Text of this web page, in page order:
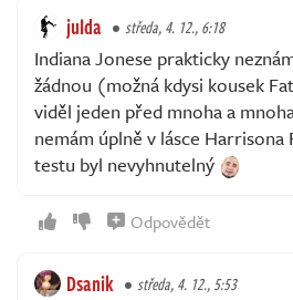
julda středa, 4. 12., 6:18
Indiana Jonese prakticky
žádnou (možná kdysi kousek
viděl jeden před mnoha a
nemám úplně v lásce Harrisona
testu byl nevyhnutelný
Odpovědět
Dsanik středa, 4. 12., 5:53